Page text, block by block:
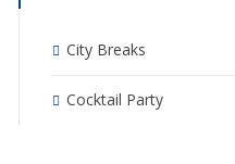
City Breaks
Cocktail Party